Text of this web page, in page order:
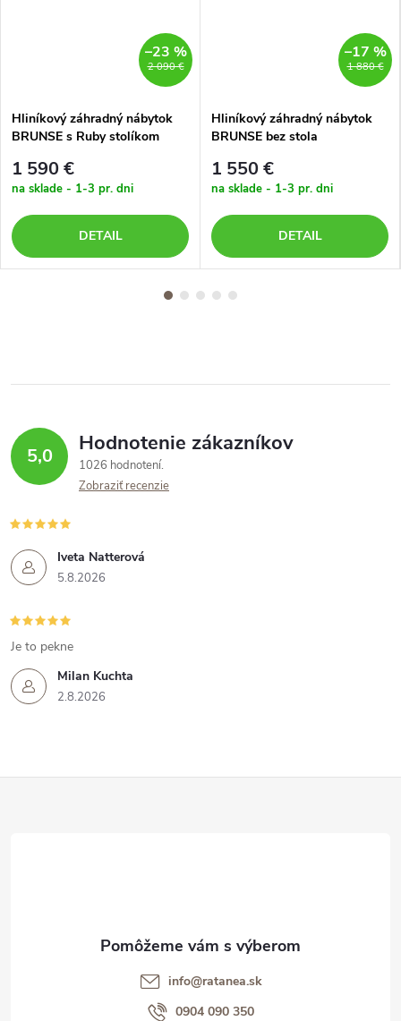
2 090 €
–23 %
Hliníkový záhradný nábytok
BRUNSE s Ruby stolíkom
1 590 €
na sklade - 1-3 pr. dni
DETAIL
1 880 €
–17 %
Hliníkový záhradný nábytok
BRUNSE bez stola
1 550 €
na sklade - 1-3 pr. dni
DETAIL
5,0 Hodnotenie zákazníkov
1026 hodnotení
Zobraziť recenzie
Iveta Natterová
5.8.2026
Milan Kuchta
2.8.2026
Je to pekne
info@ratanea.sk
0904 090 350